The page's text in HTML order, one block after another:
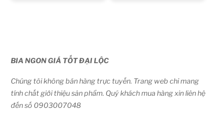
BIA NGON GIÁ TỐT ĐẠI LỘC
Chúng tôi không bán hàng trực tuyến. Trang web chỉ mang
tính chất giới thiệu sản phẩm. Quý khách mua hàng xin liên hệ
đến số 0903007048